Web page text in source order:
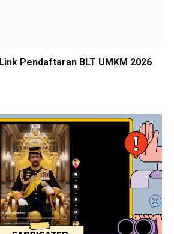
Pendaftaran BLT UMKM 2026